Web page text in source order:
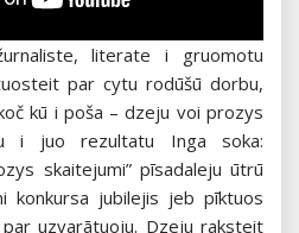
literate i gruomotu
par cytu rodūšū dorbu,
kū i poša – dzeju voi prozys
i juo rezultatu Inga soka:
skaitejumi” pīsadaleju ūtrū
konkursa jubilejis jeb pīktuos
uzvarātuoju. Dzeju raksteit